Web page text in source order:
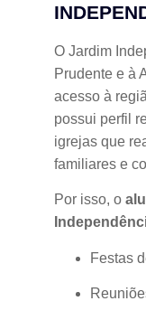
O Jardim
Prudente e à
acesso à
possui perfil
igrejas que
familiares e
Por isso, o
Festas